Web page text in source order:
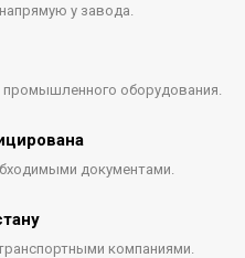
напрямую у завода.
промышленного оборудования.
документами.
компаниями.